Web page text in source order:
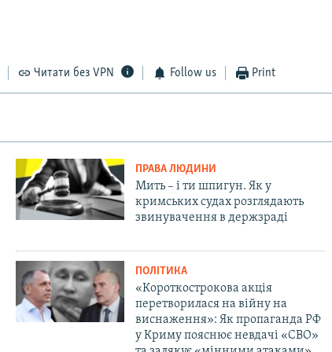
Читати без VPN Follow us Print
ПРАВА ЛЮДИНИ
Мить – і ти шпигун. Як у
кримських судах розглядають
звинувачення в держзраді
ПОЛІТИКА
«Короткострокова акція
перетворилася на війну на
виснаження»: Як пропаганда РФ
у Криму пояснює невдачі «СВО»